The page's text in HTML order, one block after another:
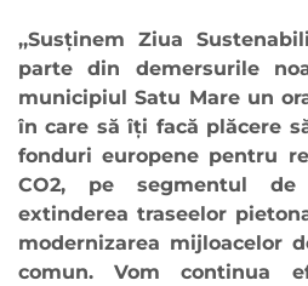
,,Susținem Ziua
parte din demersurile
municipiul Satu Mare un
în care să îți facă plăcere
fonduri europene pentru
CO2, pe segmentul de
extinderea traseelor
modernizarea mijloacelor
comun. Vom continua